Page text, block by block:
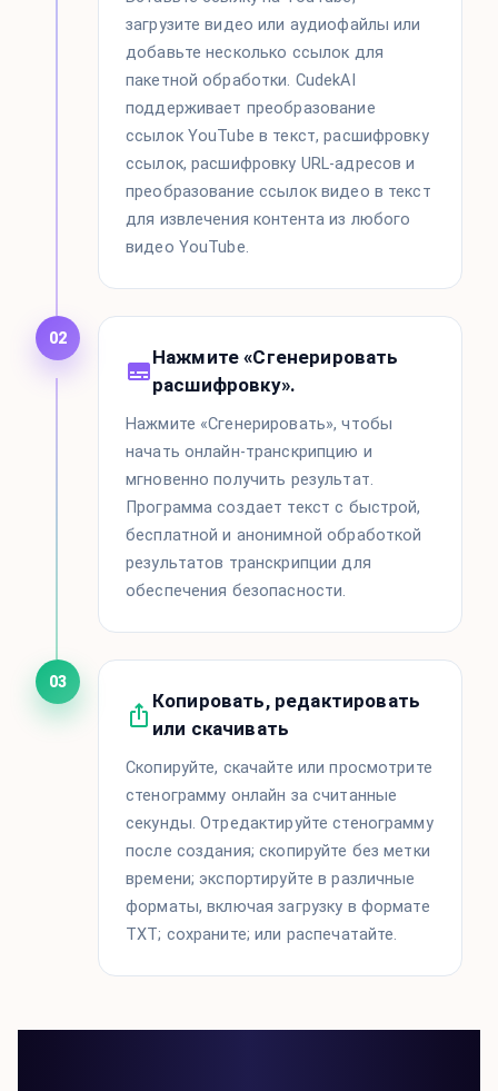
загрузите видео или аудиофайлы или
добавьте несколько ссылок для
пакетной обработки. CudekAI
поддерживает преобразование
ссылок YouTube в текст, расшифровку
ссылок, расшифровку URL-адресов и
преобразование ссылок видео в текст
для извлечения контента из любого
видео YouTube.
02
Нажмите «Сгенерировать
расшифровку».
Нажмите «Сгенерировать», чтобы
начать онлайн-транскрипцию и
мгновенно получить результат.
Программа создает текст с быстрой,
бесплатной и анонимной обработкой
результатов транскрипции для
обеспечения безопасности.
03
Копировать, редактировать
или скачивать
Скопируйте, скачайте или просмотрите
стенограмму онлайн за считанные
секунды. Отредактируйте стенограмму
после создания; скопируйте без метки
времени; экспортируйте в различные
форматы, включая загрузку в формате
TXT; сохраните; или распечатайте.